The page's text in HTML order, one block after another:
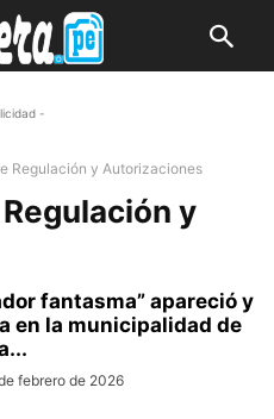
-
Regulación y Autorizaciones
y
fantasma” apareció y
en la municipalidad de
febrero de 2026